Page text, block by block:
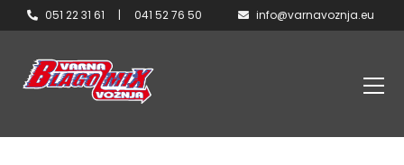
051 22 31 61 | 041 52 76 50 info@varnavoznja.eu